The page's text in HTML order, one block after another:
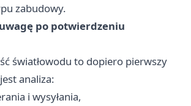
zabudowy.
po potwierdzeniu
światłowodu to dopiero pierwszy
analiza:
i wysyłania,